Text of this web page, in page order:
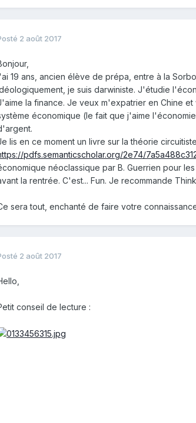
2 août 2017
19 ans, ancien élève de prépa, entre à la
je suis darwiniste. J'étudie
la finance. Je veux m'expatrier en Chine
économique (le fait que j'aime
lis en ce moment un livre sur la théorie
pdfs.semanticscholar.org/2e74/
néoclassique par B. Guerrien pour
la rentrée. C'est... Fun. Je recommande
sera tout, enchanté de faire votre
2 août 2017
conseil de lecture :